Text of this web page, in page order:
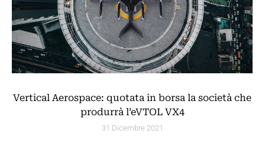
Vertical Aerospace: quotata in borsa la società che
produrrà l’eVTOL VX4
31 Dicembre 2021